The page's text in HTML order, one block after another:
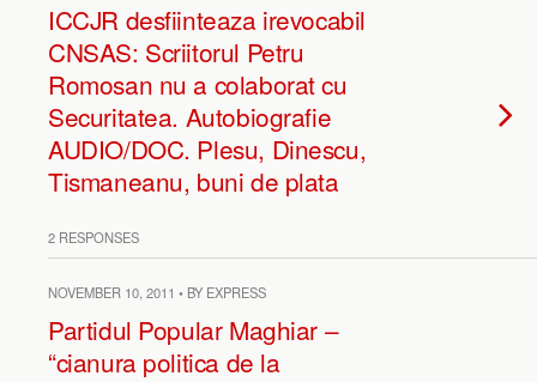
ICCJR desfiinteaza irevocabil
CNSAS: Scriitorul Petru
Romosan nu a colaborat cu
Securitatea. Autobiografie
AUDIO/DOC. Plesu, Dinescu,
Tismaneanu, buni de plata
2 RESPONSES
NOVEMBER 10, 2011 • BY EXPRESS
Partidul Popular Maghiar –
“cianura politica de la